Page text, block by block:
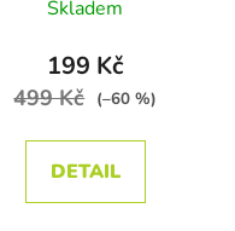
Skladem
199 Kč
499 Kč (–60 %)
DETAIL